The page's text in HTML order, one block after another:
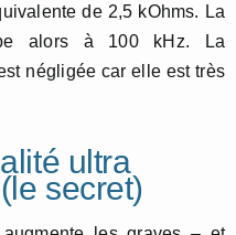
de 2,5 kOhms. La
alors à 100 kHz. La
négligée car elle est très
ultra
secret)